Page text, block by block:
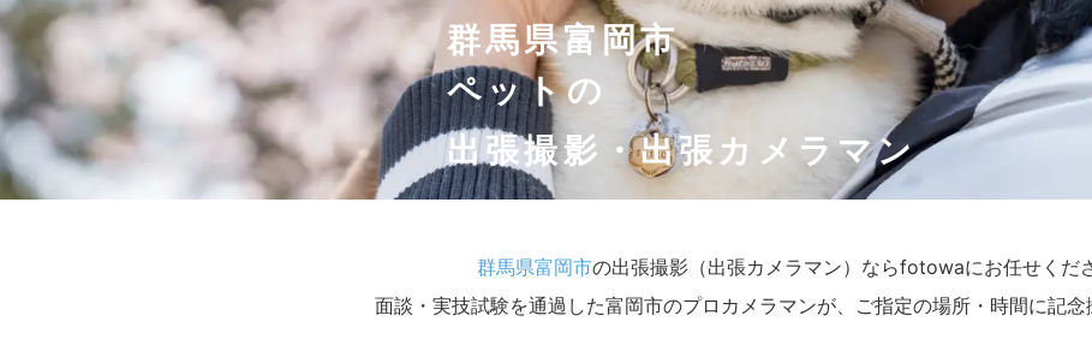
群馬県富岡市
ペットの
出張撮影・出張カメラマン
群馬県富岡市の出張撮影（出張カメラマン）ならfotowaにお任せくだ
面談・実技試験を通過した富岡市のプロカメラマンが、ご指定の場所・時間に記念